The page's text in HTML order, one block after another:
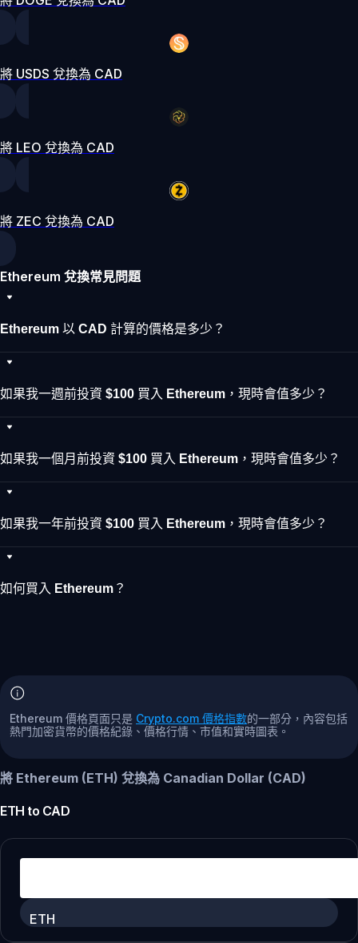
將 USDS 兌換為 CAD
將 LEO 兌換為 CAD
將 ZEC 兌換為 CAD
Ethereum 兌換常見問題
Ethereum 以 CAD 計算的價格是多少？
如果我一週前投資 $100 買入 Ethereum，現時會值多少？
如果我一個月前投資 $100 買入 Ethereum，現時會值多少？
如果我一年前投資 $100 買入 Ethereum，現時會值多少？
如何買入 Ethereum？
Ethereum 價格頁面只是 Crypto.com 價格指數的一部分，內容包括
熱門加密貨幣的價格紀錄、價格行情、市值和實時圖表。
將 Ethereum (ETH) 兌換為 Canadian Dollar (CAD)
ETH to CAD
ETH